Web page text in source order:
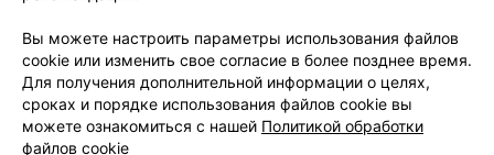
Обработка персональных данных
Вы можете настроить параметры использования файлов
cookie или изменить свое согласие в более позднее время.
Для получения дополнительной информации о целях,
сроках и порядке использования файлов cookie вы
можете ознакомиться с нашей Политикой обработки
файлов cookie